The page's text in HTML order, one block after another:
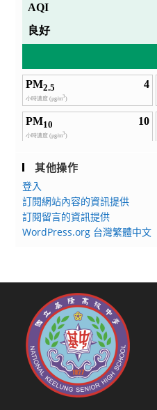
其他操作
登入
訂閱網站內容的資訊提供
訂閱留言的資訊提供
WordPress.org 台灣繁體中文